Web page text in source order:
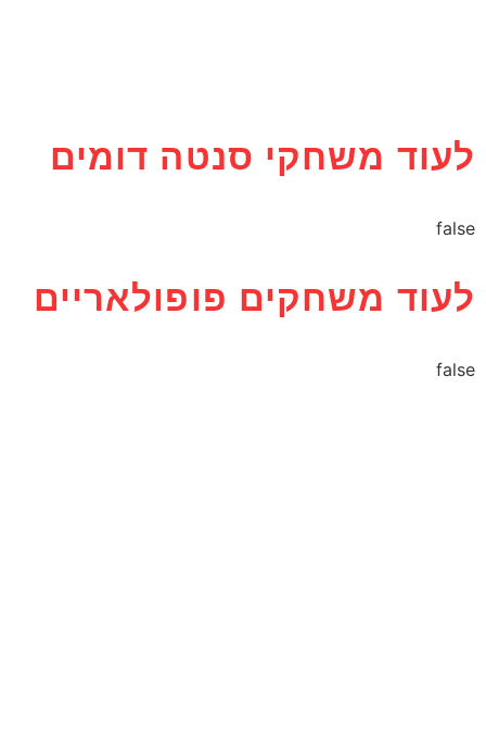
לעוד משחקי סנטה דומים
false
לעוד משחקים פופולאריים
false